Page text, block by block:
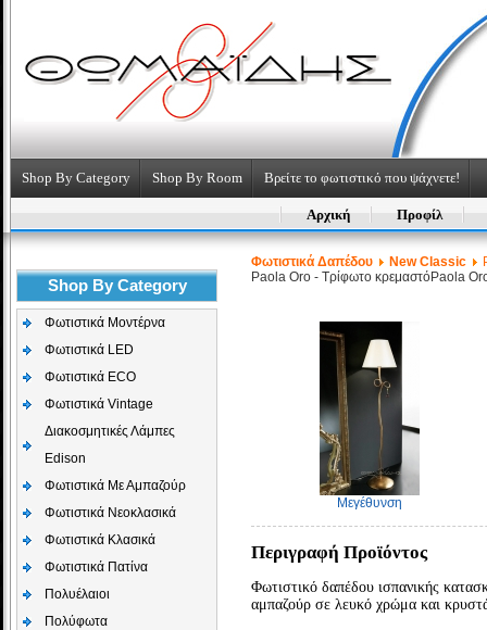
Shop By Category Shop By Room Βρείτε το φωτιστικό που ψάχνετε!
Αρχική Προφίλ
Shop By Category
Φωτιστικά Μοντέρνα
Φωτιστικά LED
Φωτιστικά ECO
Φωτιστικά Vintage
Διακοσμητικές Λάμπες
Edison
Φωτιστικά Με Αμπαζούρ
Φωτιστικά Νεοκλασικά
Φωτιστικά Κλασικά
Φωτιστικά Πατίνα
Πολυέλαιοι
Πολύφωτα
Φωτιστικά Δαπέδου New Classic
Paola Oro - Τρίφωτο κρεμαστόPaola
Μεγέθυνση
Περιγραφή Προϊόντος
Φωτιστικό δαπέδου ισπανικής
αμπαζούρ σε λευκό χρώμα και